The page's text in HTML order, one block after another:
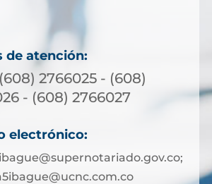
de atención:
2766025 - (608)
- (608) 2766027
electrónico: